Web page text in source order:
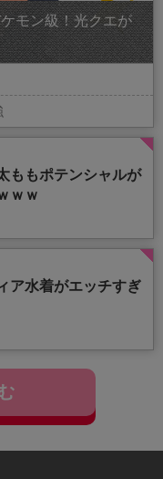
モン級！光クエが
ももポテンシャルが
ｗｗ
ア水着がエッチすぎ